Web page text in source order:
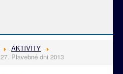
AKTIVITY
27. Plavebné dni 2013